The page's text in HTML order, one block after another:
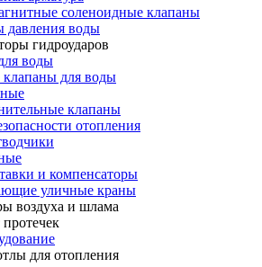
соленоидные клапаны
давления воды
гидроударов
воды
для воды
клапаны
отопления
и компенсаторы
уличные краны
воздуха и шлама
для отопления